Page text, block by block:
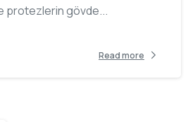
protezlerin gövde...
Read more